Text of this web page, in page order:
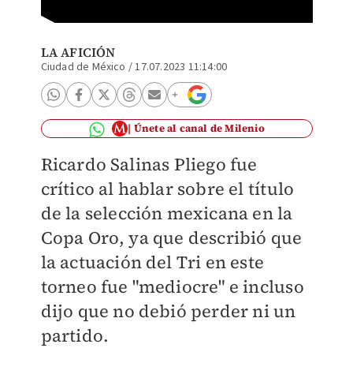
LA AFICIÓN
Ciudad de México /17.07.2023 11:14:00
Únete al canal de Milenio
Ricardo Salinas Pliego fue
crítico al hablar sobre el título
de la selección mexicana en la
Copa Oro, ya que describió que
la actuación del Tri en este
torneo fue "mediocre" e incluso
dijo que no debió perder ni un
partido.